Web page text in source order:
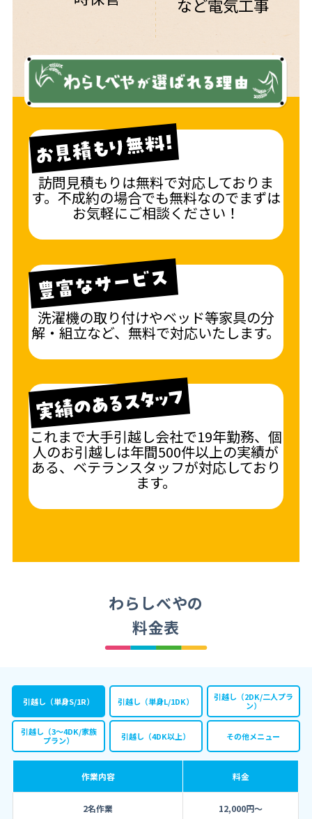
など電気工事
訪問見積もりは無料で対応しておりま
す。不成約の場合でも無料なのでまずは
お気軽にご相談ください！
洗濯機の取り付けやベッド等家具の分
解・組立など、無料で対応いたします。
これまで大手引越し会社で19年勤務、個
人のお引越しは年間500件以上の実績が
ある、ベテランスタッフが対応しており
ます。
わらしべやの
料金表
引越し（単身S/1R） 引越し（単身L/1DK）
引越し（2DK/二人プラ
ン）
引越し（3～4DK/家族
プラン）
引越し（4DK以上） その他メニュー
作業内容 料金
2名作業 12,000円〜